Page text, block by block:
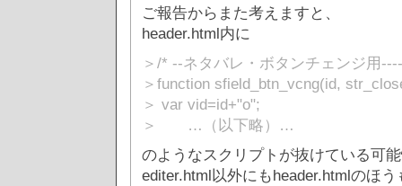
ご報告からまた考えますと、
header.html内に
＞/* --ネタバレ・ボタンチェンジ用
＞function sfield_btn_vcng(id,
＞ var vid=id+"o";
＞ …（以下略）…
のようなスクリプトが抜けている可
editer.html以外にもheader.htmlのほ